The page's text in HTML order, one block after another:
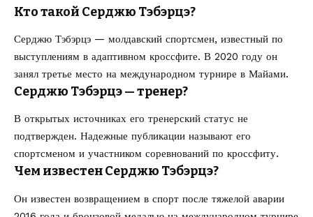
Кто такой Серджю Тэбэрцэ?
Серджю Тэбэрцэ — молдавский спортсмен, известный по
выступлениям в адаптивном кроссфите. В 2020 году он
занял третье место на международном турнире в Майами.
Серджю Тэбэрцэ — тренер?
В открытых источниках его тренерский статус не
подтвержден. Надежные публикации называют его
спортсменом и участником соревнований по кроссфиту.
Чем известен Серджю Тэбэрцэ?
Он известен возвращением в спорт после тяжелой аварии